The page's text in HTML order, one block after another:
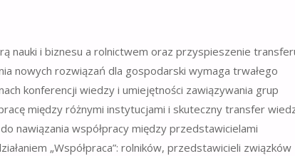
nauki i biznesu a rolnictwem oraz przyspieszenie
nowych rozwiązań dla gospodarski wymaga trwałego
konferencji wiedzy i umiejętności zawiązywania grup
między różnymi instytucjami i skuteczny transfer
nawiązania współpracy między przedstawicielami
„Współpraca”: rolników, przedstawicieli związków